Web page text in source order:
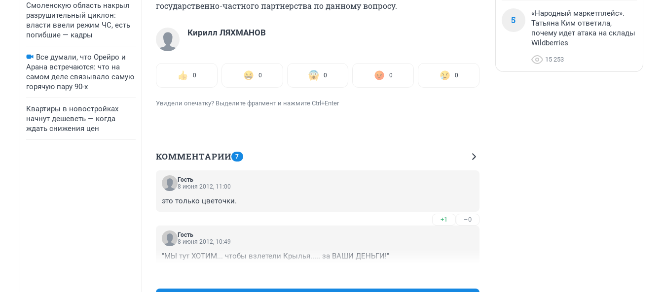
Смоленскую область накрыл
разрушительный циклон:
власти ввели режим ЧС, есть
погибшие — кадры
Все думали, что Орейро и
Арана встречаются: что на
самом деле связывало самую
горячую пару 90-х
Квартиры в новостройках
начнут дешеветь — когда
ждать снижения цен
государственно-частного партнерства по данному вопросу.
Кирилл ЛЯХМАНОВ
0 0 0 0 0
Увидели опечатку? Выделите фрагмент и нажмите Ctrl+Enter
КОММЕНТАРИИ 7
Гость
8 июня 2012, 11:00
это только цветочки.
+1 –0
Гость
8 июня 2012, 10:49
"МЫ тут ХОТИМ... чтобы взлетели Крылья..... за ВАШИ ДЕНЬГИ!"
5
«Народный маркетплейс».
Татьяна Ким ответила,
почему идет атака на склады
Wildberries
15 253